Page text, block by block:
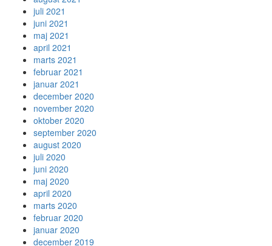
juli 2021
juni 2021
maj 2021
april 2021
marts 2021
februar 2021
januar 2021
december 2020
november 2020
oktober 2020
september 2020
august 2020
juli 2020
juni 2020
maj 2020
april 2020
marts 2020
februar 2020
januar 2020
december 2019